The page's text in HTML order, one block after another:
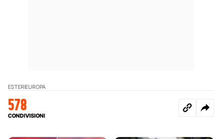
ESTERIEUROPA
578
CONDIVISIONI